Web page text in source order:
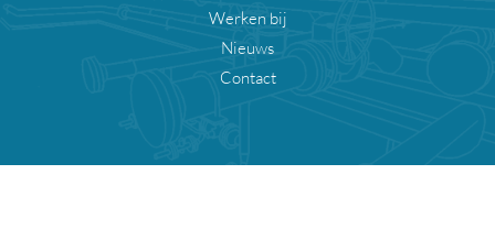
Werken bij
Nieuws
Contact